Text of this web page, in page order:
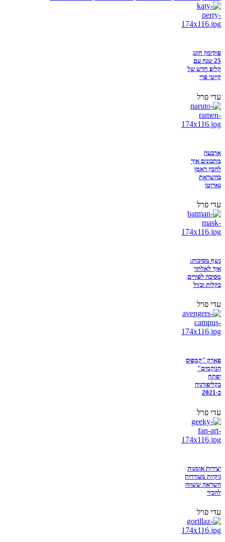
פוקימון חוגג
25 שנה עם
קליפ חדש של
קייטי פרי
עדי פרל
ארבעה
מתכונים איך
להכין ראמן
בהשראת
נארוטו
עדי פרל
נשף מסיכות:
איך לאלתר
מסיכה לפורים
בקלות ובזול
עדי פרל
פארק "קמפוס
הנוקמים"
יפתח
בקליפורניה
ב-2021
עדי פרל
יצירות אומנות
גיקיות מעוררות
השראה ששווה
להכיר
עדי פרל